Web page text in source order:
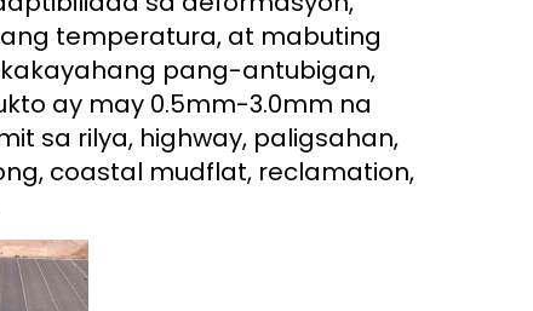
temperatura, at mabuting
pang-antubigan,
ay may 0.5mm-3.0mm na
sa rilya, highway, paligsahan,
coastal mudflat, reclamation,